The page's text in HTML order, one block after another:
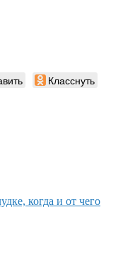
Класснуть
когда и от чего